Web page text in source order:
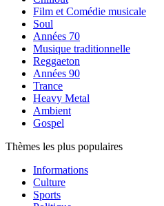
Film et Comédie musicale
Soul
Années 70
Musique traditionnelle
Reggaeton
Années 90
Trance
Heavy Metal
Ambient
Gospel
Thèmes les plus populaires
Informations
Culture
Sports